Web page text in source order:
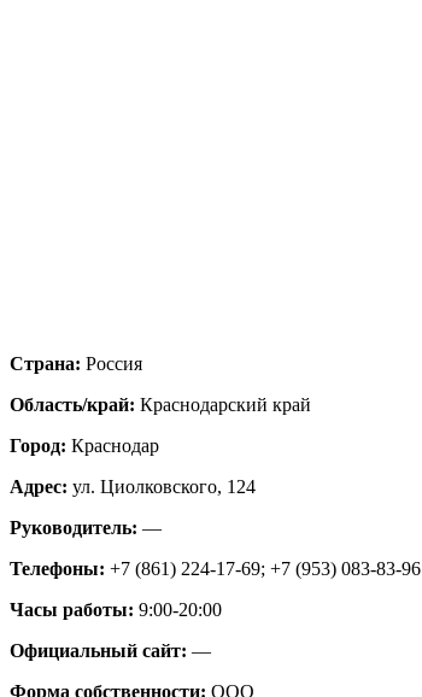
Страна: Россия
Область/край: Краснодарский край
Город: Краснодар
Адрес: ул. Циолковского, 124
Руководитель: —
Телефоны: +7 (861) 224-17-69; +7 (953) 083-83-96
Часы работы: 9:00-20:00
Официальный сайт: —
Форма собственности: ООО